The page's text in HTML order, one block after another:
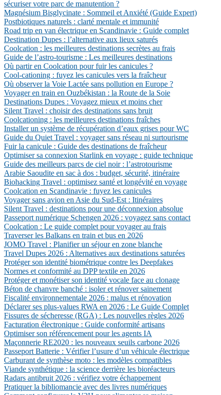
sécuriser votre parc de manutention ?
Magnésium Bisglycinate : Sommeil et Anxiété (Guide Expert)
Postbiotiques naturels : clarté mentale et immunité
Road trip en van électrique en Scandinavie : Guide complet
Destination Dupes : l’alternative aux lieux saturés
Coolcation : les meilleures destinations secrètes au frais
Guide de l’astro-tourisme : Les meilleures destinations
Où partir en Coolcation pour fuir les canicules ?
Cool-cationing : fuyez les canicules vers la fraîcheur
Où observer la Voie Lactée sans pollution en Europe ?
Voyager en train en Ouzbékistan : la Route de la Soie
Destinations Dupes : Voyagez mieux et moins cher
Silent Travel : choisir des destinations sans bruit
Coolcationing : les meilleures destinations fraîches
Installer un système de récupération d’eaux grises pour WC
Guide du Quiet Travel : voyager sans réseau ni surtourisme
Fuir la canicule : Guide des destinations de fraîcheur
Optimiser sa connexion Starlink en voyage : guide technique
Guide des meilleurs parcs de ciel noir : l’astrotourisme
Arabie Saoudite en sac à dos : budget, sécurité, itinéraire
Biohacking Travel : optimisez santé et longévité en voyage
Coolcation en Scandinavie : fuyez les canicules
Voyager sans avion en Asie du Sud-Est : Itinéraires
Silent Travel : destinations pour une déconnexion absolue
Passeport numérique Schengen 2026 : voyagez sans contact
Coolcation : Le guide complet pour voyager au frais
Traverser les Balkans en train et bus en 2026
JOMO Travel : Planifier un séjour en zone blanche
Travel Dupes 2026 : Alternatives aux destinations saturées
Protéger son identité biométrique contre les Deepfakes
Normes et conformité au DPP textile en 2026
Protéger et monétiser son identité vocale face au clonage
Béton de chanvre banché : isoler et rénover sainement
Fiscalité environnementale 2026 : malus et rénovation
Déclarer ses plus-values RWA en 2026 : Le Guide Complet
Fissures de sécheresse (RGA) : Les nouvelles règles 2026
Facturation électronique : Guide conformité artisans
Optimiser son référencement pour les agents IA
Maçonnerie RE2020 : les nouveaux seuils carbone 2026
Passeport Batterie : Vérifier l’usure d’un véhicule électrique
Carburant de synthèse moto : les modèles compatibles
Viande synthétique : la science derrière les bioréacteurs
Radars antibruit 2026 : vérifiez votre échappement
Pratiquer la bibliomancie avec des livres numériques